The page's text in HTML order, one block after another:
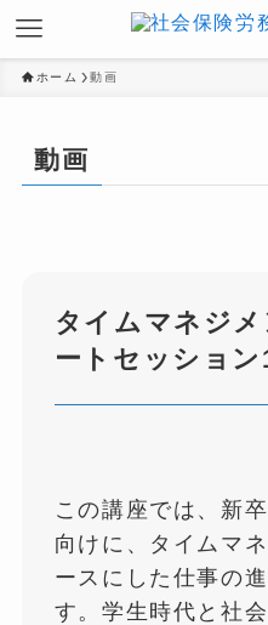
ホーム 動画
動画
タイムマネジ
ートセッション
この講座では、新
向けに、タイムマ
ースにした仕事の
す。学生時代と社